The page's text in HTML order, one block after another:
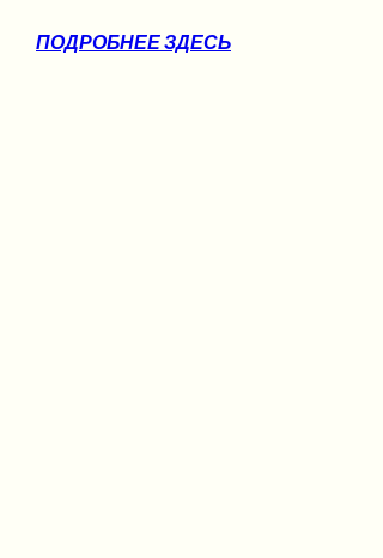
ПОДРОБНЕЕ ЗДЕСЬ